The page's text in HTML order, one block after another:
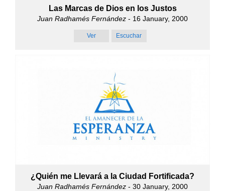
Las Marcas de Dios en los Justos
Juan Radhamés Fernández - 16 January, 2000
Ver Escuchar
¿Quién me Llevará a la Ciudad Fortificada?
Juan Radhamés Fernández - 30 January, 2000